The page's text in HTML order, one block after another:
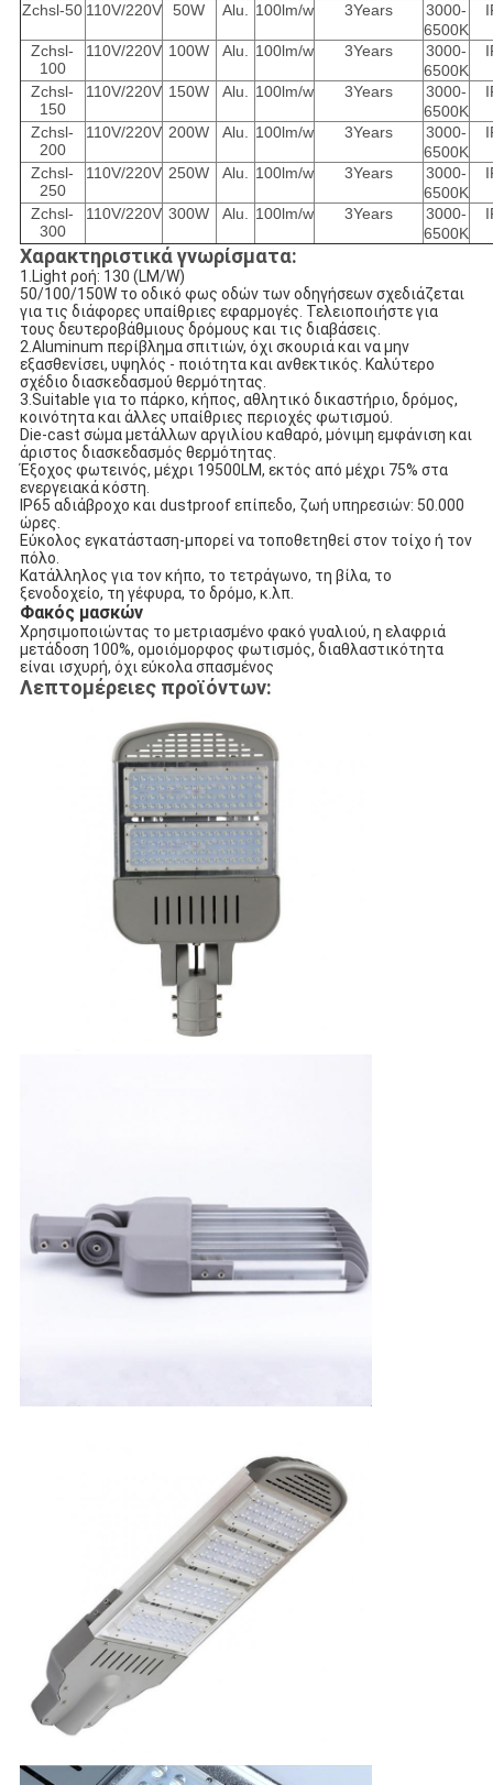
Zchsl-50 110V/220V 50W Alu. 100lm/w 3Years
3000-
6500K
Zchsl-
100
110V/220V 100W Alu. 100lm/w 3Years
3000-
6500K
Zchsl-
150
110V/220V 150W Alu. 100lm/w 3Years
3000-
6500K
Zchsl-
200
110V/220V 200W Alu. 100lm/w 3Years
3000-
6500K
Zchsl-
250
110V/220V 250W Alu. 100lm/w 3Years
3000-
6500K
Zchsl-
300
110V/220V 300W Alu. 100lm/w 3Years
3000-
6500K
Χαρακτηριστικά γνωρίσματα:
1.Light ροή: 130 (LM/W)
50/100/150W το οδικό φως οδών των οδηγήσεων σχεδιάζεται
για τις διάφορες υπαίθριες εφαρμογές. Τελειοποιήστε για
τους δευτεροβάθμιους δρόμους και τις διαβάσεις.
2.Aluminum περίβλημα σπιτιών, όχι σκουριά και να μην
εξασθενίσει, υψηλός - ποιότητα και ανθεκτικός. Καλύτερο
σχέδιο διασκεδασμού θερμότητας.
3.Suitable για το πάρκο, κήπος, αθλητικό δικαστήριο, δρόμος,
κοινότητα και άλλες υπαίθριες περιοχές φωτισμού.
Die-cast σώμα μετάλλων αργιλίου καθαρό, μόνιμη εμφάνιση και
άριστος διασκεδασμός θερμότητας.
Έξοχος φωτεινός, μέχρι 19500LM, εκτός από μέχρι 75% στα
ενεργειακά κόστη.
IP65 αδιάβροχο και dustproof επίπεδο, ζωή υπηρεσιών: 50.000
ώρες.
Εύκολος εγκατάσταση-μπορεί να τοποθετηθεί στον τοίχο ή τον
πόλο.
Κατάλληλος για τον κήπο, το τετράγωνο, τη βίλα, το
ξενοδοχείο, τη γέφυρα, το δρόμο, κ.λπ.
Φακός μασκών
Χρησιμοποιώντας το μετριασμένο φακό γυαλιού, η ελαφριά
μετάδοση 100%, ομοιόμορφος φωτισμός, διαθλαστικότητα
είναι ισχυρή, όχι εύκολα σπασμένος
Λεπτομέρειες προϊόντων: